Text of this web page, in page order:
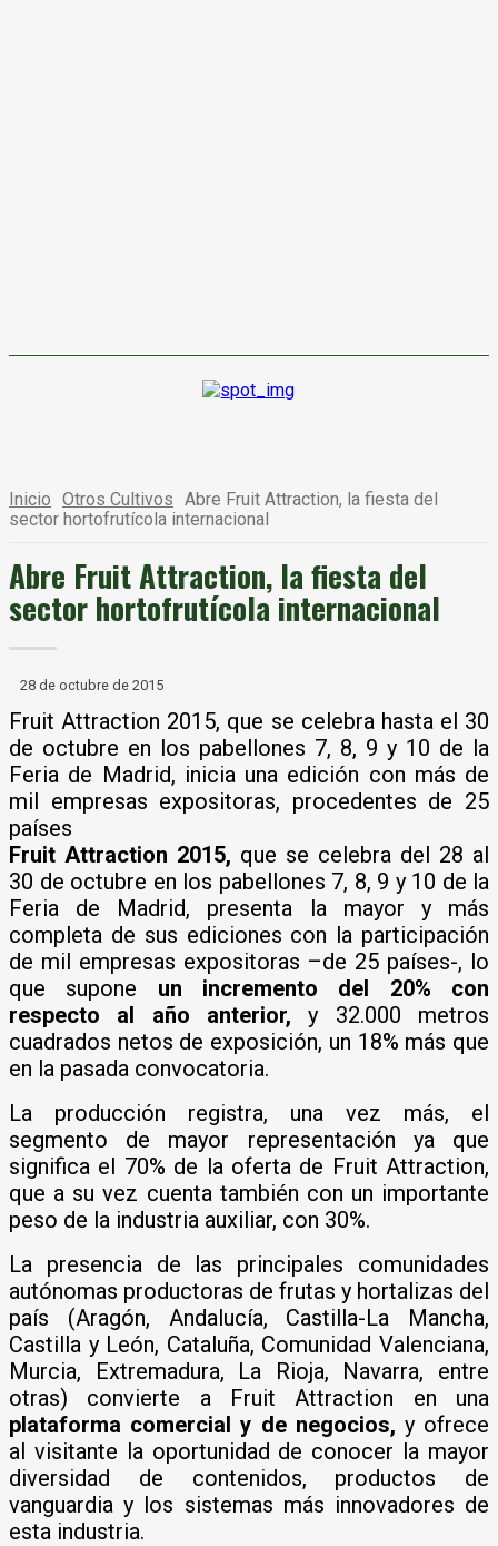
Inicio Otros Cultivos Abre Fruit Attraction, la fiesta del
sector hortofrutícola internacional
Abre Fruit Attraction, la fiesta del
sector hortofrutícola internacional
28 de octubre de 2015
Fruit Attraction 2015, que se celebra hasta el 30
de octubre en los pabellones 7, 8, 9 y 10 de la
Feria de Madrid, inicia una edición con más de
mil empresas expositoras, procedentes de 25
países
Fruit Attraction 2015, que se celebra del 28 al
30 de octubre en los pabellones 7, 8, 9 y 10 de la
Feria de Madrid, presenta la mayor y más
completa de sus ediciones con la participación
de mil empresas expositoras –de 25 países-, lo
que supone un incremento del 20% con
respecto al año anterior, y 32.000 metros
cuadrados netos de exposición, un 18% más que
en la pasada convocatoria.
La producción registra, una vez más, el
segmento de mayor representación ya que
significa el 70% de la oferta de Fruit Attraction,
que a su vez cuenta también con un importante
peso de la industria auxiliar, con 30%.
La presencia de las principales comunidades
autónomas productoras de frutas y hortalizas del
país (Aragón, Andalucía, Castilla-La Mancha,
Castilla y León, Cataluña, Comunidad Valenciana,
Murcia, Extremadura, La Rioja, Navarra, entre
otras) convierte a Fruit Attraction en una
plataforma comercial y de negocios, y ofrece
al visitante la oportunidad de conocer la mayor
diversidad de contenidos, productos de
vanguardia y los sistemas más innovadores de
esta industria.